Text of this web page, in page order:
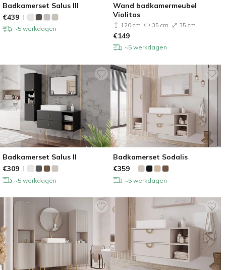
Badkamerset Salus III
€439
~5 werkdagen
Wand badkamermeubel
Violitas
120 cm 35 cm 35 cm
€149
~5 werkdagen
Badkamerset Salus II
€309
~5 werkdagen
Badkamerset Sodalis
€359
~5 werkdagen